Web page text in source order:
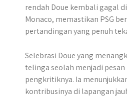
rendah Doue kembali gagal
Monaco, memastikan PSG
pertandingan yang penuh
Selebrasi Doue yang
telinga seolah menjadi pesan
pengkritiknya. Ia
kontribusinya di lapangan